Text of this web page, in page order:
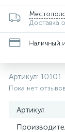
Доставка
Наличный
Артикул: 10101
Пока нет отзывов
Артикул